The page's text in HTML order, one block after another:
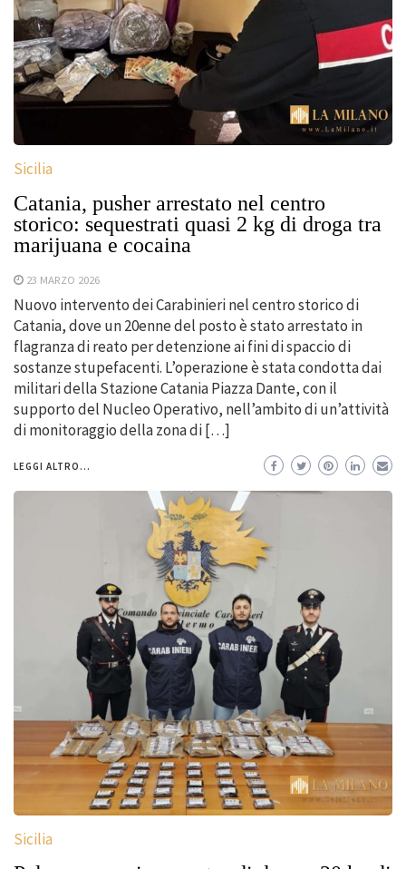
Sicilia
Catania, pusher arrestato nel centro
storico: sequestrati quasi 2 kg di droga tra
marijuana e cocaina
23 MARZO 2026
Nuovo intervento dei Carabinieri nel centro storico di
Catania, dove un 20enne del posto è stato arrestato in
flagranza di reato per detenzione ai fini di spaccio di
sostanze stupefacenti. L’operazione è stata condotta dai
militari della Stazione Catania Piazza Dante, con il
supporto del Nucleo Operativo, nell’ambito di un’attività
di monitoraggio della zona di […]
LEGGI ALTRO...
Sicilia